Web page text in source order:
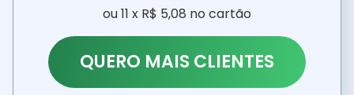
ou 11 x R$ 5,08 no cartão
QUERO MAIS CLIENTES